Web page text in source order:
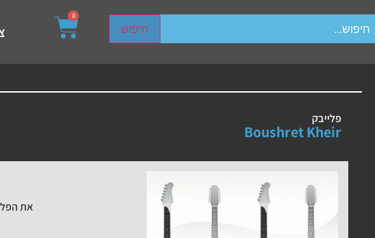
חיפוש
page. Touch device users, explore by touch or with swipe gestures.
0
פלייבק
Boushret Kheir
את